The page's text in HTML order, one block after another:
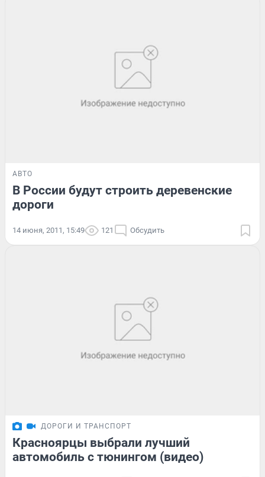
АВТО
В России будут строить деревенские
дороги
14 июня, 2011, 15:49 121 Обсудить
ДОРОГИ И ТРАНСПОРТ
Красноярцы выбрали лучший
автомобиль с тюнингом (видео)